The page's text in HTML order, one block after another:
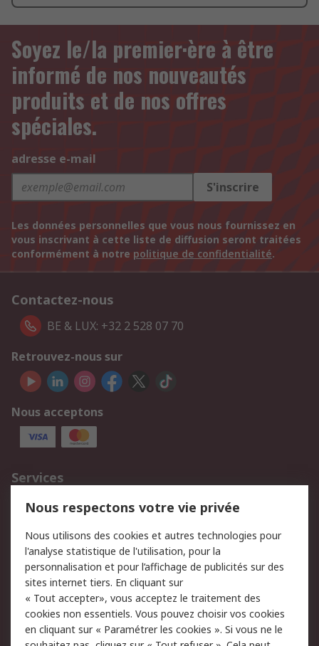
Soyez le/la premier·ère à être
informé de nos nouveautés
produits et de nos offres
spéciales.
adresse e-mail
S'inscrire
Les données personnelles que vous nous fournissez en
vous inscrivant à cette liste de diffusion seront traitées
conformément à notre politique de confidentialité.
Contactez-nous
BE & LUX: +32 2 528 07 70
Retrouvez-nous sur
Nous acceptons
Services
750.000 produits
2.500 marques
Retours
Support technique
Track & trace
Legal
Politique de cookies
Sécurité des e-mails
Nous respectons votre vie privée
Nous utilisons des cookies et autres technologies pour
l'analyse statistique de l'utilisation, pour la
personnalisation et pour l’affichage de publicités sur des
sites internet tiers. En cliquant sur
« Tout accepter», vous acceptez le traitement des
cookies non essentiels. Vous pouvez choisir vos cookies
en cliquant sur « Paramétrer les cookies ». Si vous ne le